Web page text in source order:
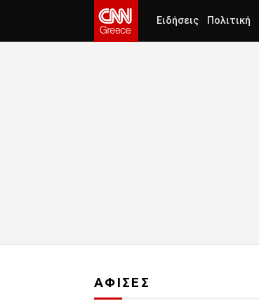
Ειδήσεις Πολιτική
ΑΦΙΣΕΣ